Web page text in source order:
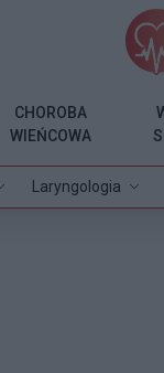
Laryngologia
CHOROBA
WIEŃCOWA